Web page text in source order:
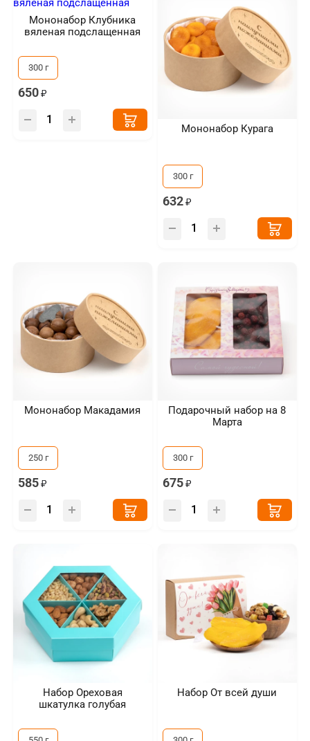
Мононабор Клубника
вяленая подслащенная
300 г
650
Мононабор Курага
300 г
632
Мононабор Макадамия
250 г
585
Подарочный набор на 8
Марта
300 г
675
Набор Ореховая
шкатулка голубая
Набор От всей души